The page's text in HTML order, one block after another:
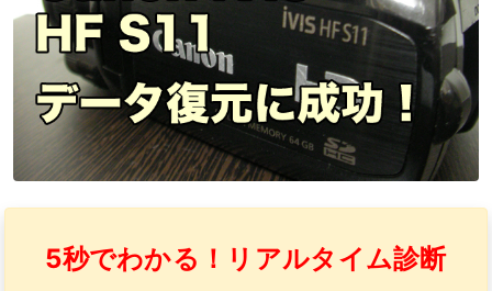
5秒でわかる！リアルタイム診断